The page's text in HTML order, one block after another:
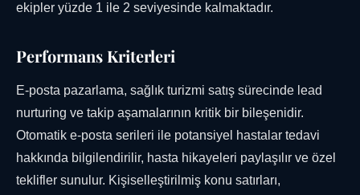
ekipler yüzde 1 ile 2 seviyesinde kalmaktadır.
Performans Kriterleri
E-posta pazarlama, sağlık turizmi satış sürecinde lead
nurturing ve takip aşamalarının kritik bir bileşenidir.
Otomatik e-posta serileri ile potansiyel hastalar tedavi
hakkında bilgilendirilir, hasta hikayeleri paylaşılır ve özel
teklifler sunulur. Kişiselleştirilmiş konu satırları,